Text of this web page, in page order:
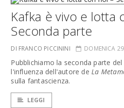
Kafka è vivo e lotta
Seconda parte
DI FRANCO PICCININI DOMENICA
Pubblichiamo la seconda parte
l'influenza dell'autore deLa
sulla fantascienza.
LEGGI